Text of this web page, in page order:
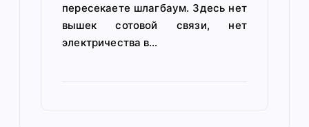
пересекаете шлагбаум. Здесь нет
вышек сотовой связи, нет
электричества в…